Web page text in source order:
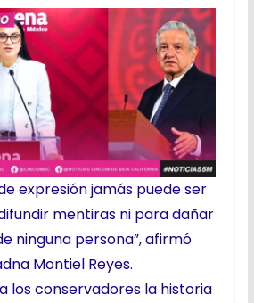
expresión jamás puede ser
mentiras ni para dañar
ninguna persona”, afirmó
Montiel Reyes.
los conservadores la historia